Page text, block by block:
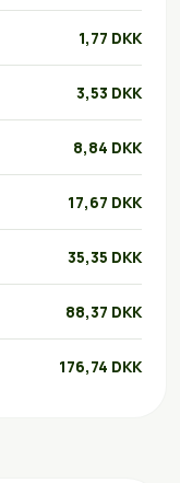
1,77 DKK
3,53 DKK
8,84 DKK
17,67 DKK
35,35 DKK
88,37 DKK
176,74 DKK